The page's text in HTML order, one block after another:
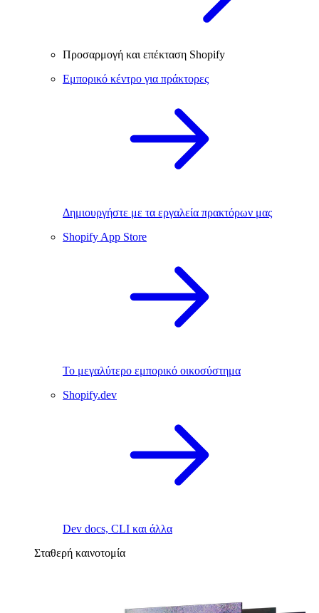
Προσαρμογή και επέκταση Shopify
Εμπορικό κέντρο για πράκτορες
Δημιουργήστε με τα εργαλεία πρακτόρων μας
Shopify App Store
Το μεγαλύτερο εμπορικό οικοσύστημα
Shopify.dev
Dev docs, CLI και άλλα
Σταθερή καινοτομία